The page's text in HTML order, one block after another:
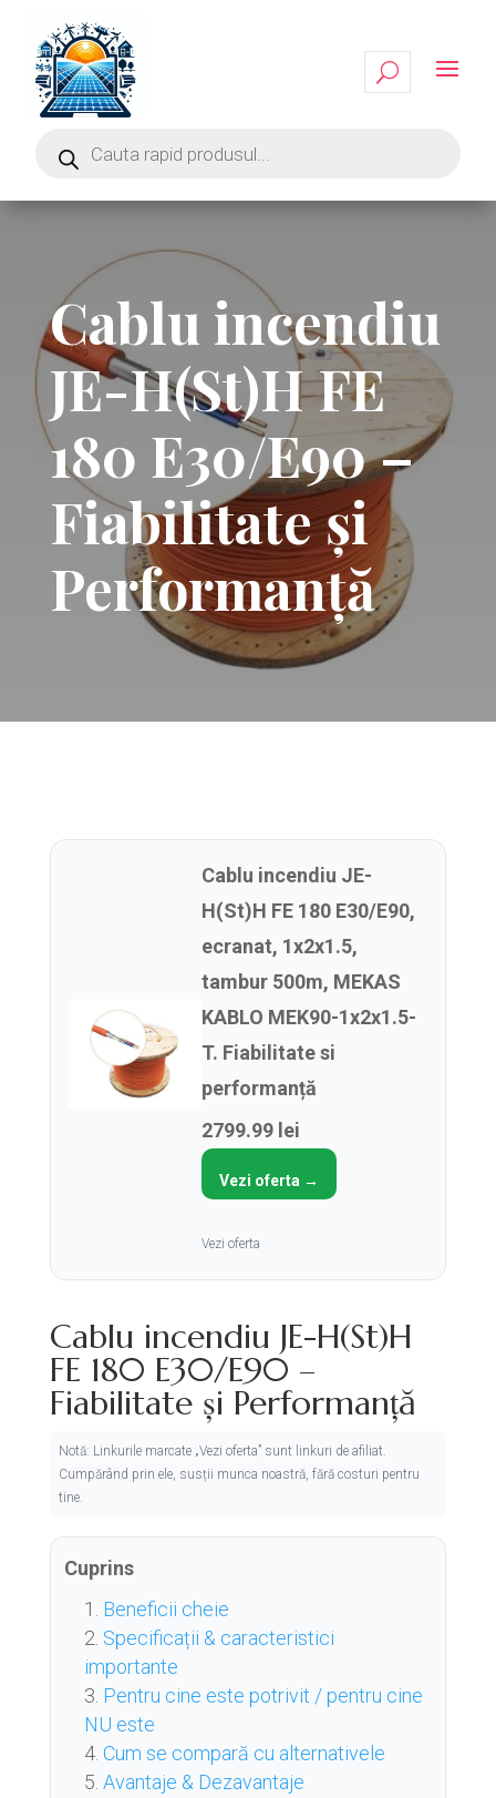
Cablu incendiu
JE-H(St)H FE
180 E30/E90 –
Fiabilitate și
Performanță
Cablu incendiu JE-
H(St)H FE 180 E30/E90,
ecranat, 1x2x1.5,
tambur 500m, MEKAS
KABLO MEK90-1x2x1.5-
T. Fiabilitate si
performanță
2799.99 lei
Vezi oferta →
Vezi oferta
Cablu incendiu JE-H(St)H
FE 180 E30/E90 –
Fiabilitate și Performanță
Notă: Linkurile marcate „Vezi oferta” sunt linkuri de afiliat.
Cumpărând prin ele, susții munca noastră, fără costuri pentru
tine.
Cuprins
Beneficii cheie
Specificații & caracteristici
importante
Pentru cine este potrivit / pentru cine
NU este
Cum se compară cu alternativele
Avantaje & Dezavantaje